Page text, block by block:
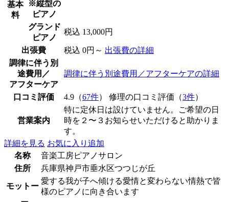
基本
料
※縦型の
ピアノ
グランド
ピアノ
税込 13,000円
出張費 税込 0円～ 出張費の詳細
調律に伴う別
途費用／
アフターケア
調律に伴う別途費用／アフターケアの詳細
口コミ評価 4.9（67件） 修理の口コミ評価（3件）
営業案内
特に定休日は設けていません。ご希望の日
時を２〜３お知らせいただけると助かりま
す。
詳細を見る お気に入り追加
名称
音楽工房ピアノサロン
住所
兵庫県神戸市垂水区つつじが丘
モットー
愛する我が子へ傾ける愛情と変わらない情熱で皆
様のピアノに向き合います